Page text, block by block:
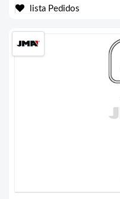
lista Pedidos